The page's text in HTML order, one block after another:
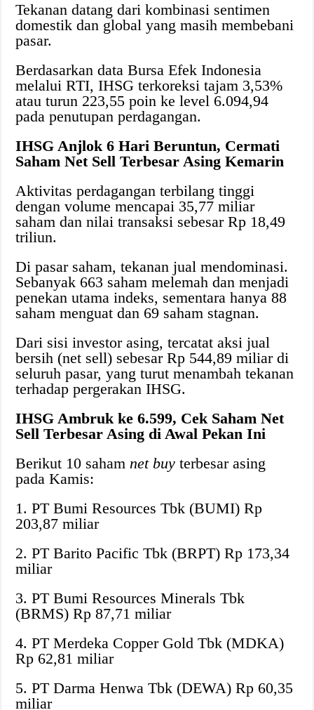
Tekanan datang dari kombinasi sentimen
domestik dan global yang masih membebani
pasar.
Berdasarkan data Bursa Efek Indonesia
melalui RTI, IHSG terkoreksi tajam 3,53%
atau turun 223,55 poin ke level 6.094,94
pada penutupan perdagangan.
IHSG Anjlok 6 Hari Beruntun, Cermati
Saham Net Sell Terbesar Asing Kemarin
Aktivitas perdagangan terbilang tinggi
dengan volume mencapai 35,77 miliar
saham dan nilai transaksi sebesar Rp 18,49
triliun.
Di pasar saham, tekanan jual mendominasi.
Sebanyak 663 saham melemah dan menjadi
penekan utama indeks, sementara hanya 88
saham menguat dan 69 saham stagnan.
Dari sisi investor asing, tercatat aksi jual
bersih (net sell) sebesar Rp 544,89 miliar di
seluruh pasar, yang turut menambah tekanan
terhadap pergerakan IHSG.
IHSG Ambruk ke 6.599, Cek Saham Net
Sell Terbesar Asing di Awal Pekan Ini
Berikut 10 sahamnet buyterbesar asing
pada Kamis:
1. PT Bumi Resources Tbk (BUMI) Rp
203,87 miliar
2. PT Barito Pacific Tbk (BRPT) Rp 173,34
miliar
3. PT Bumi Resources Minerals Tbk
(BRMS) Rp 87,71 miliar
4. PT Merdeka Copper Gold Tbk (MDKA)
Rp 62,81 miliar
5. PT Darma Henwa Tbk (DEWA) Rp 60,35
miliar